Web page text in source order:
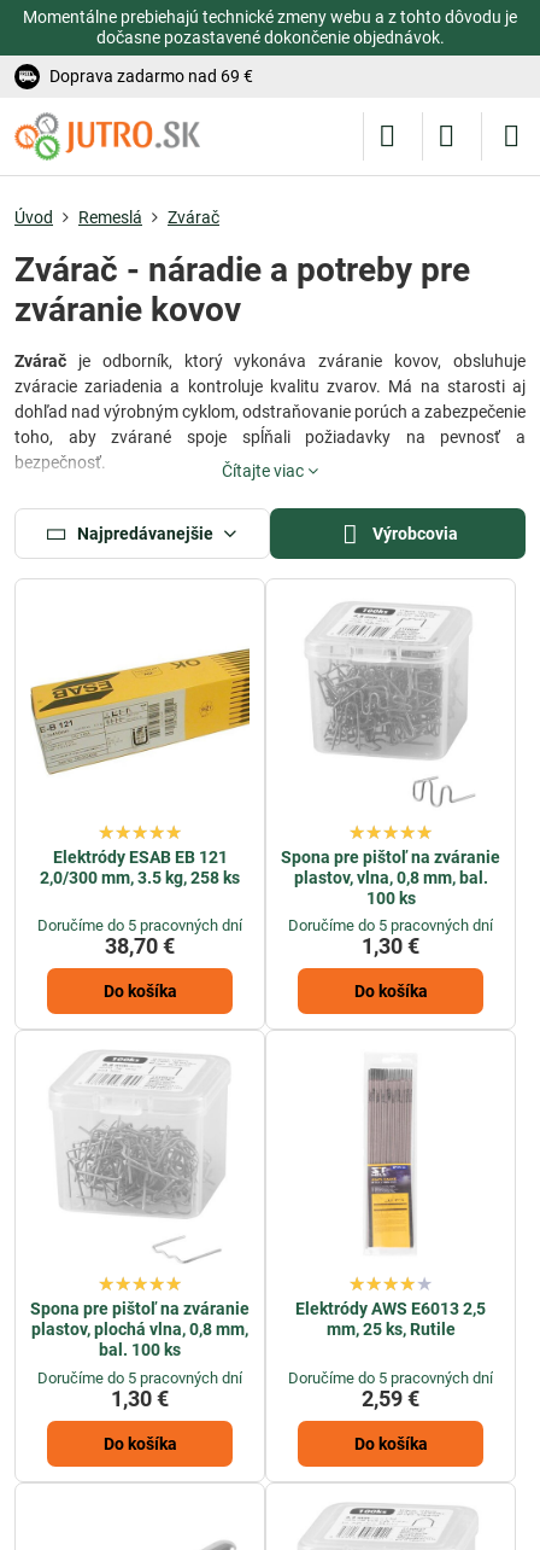
Momentálne prebiehajú technické zmeny webu a z tohto dôvodu je
dočasne pozastavené dokončenie objednávok.
Doprava zadarmo nad 69 €
Úvod Remeslá Zvárač
Zvárač - náradie a potreby pre
zváranie kovov
Zvárač je odborník, ktorý vykonáva zváranie kovov, obsluhuje
zváracie zariadenia a kontroluje kvalitu zvarov. Má na starosti aj
dohľad nad výrobným cyklom, odstraňovanie porúch a zabezpečenie
toho, aby zvárané spoje spĺňali požiadavky na pevnosť a
bezpečnosť.
Táto kategória je určená pre profesionálov aj domácich majstrov,
ktorí hľadajú spoľahlivézváracie náradie
, ochranné pomôcky a
príslušenstvo. V ponuke nájdete zváračky, zváracie invertory, kukly,
rukavice, elektródy, drôty a ďalšie vybavenie nevyhnutné pre presné a
Naše produkty spĺňajú prísne štandardy kvality a bezpečnosti, vďaka
čomu môžete pracovať efektívne a s istotou. Či už ide o drobné
opravy alebo rozsiahle výrobné projekty, nájdete u nás všetko
potrebné na dosiahnutie profesionálneho výsledku.
Prezrite si naše
dielňu kvalitným náradím a materiálmi pre dokonalé zvary.
Čítajte viac
Najpredávanejšie Výrobcovia
Elektródy ESAB EB 121
2,0/300 mm, 3.5 kg, 258 ks
Doručíme do 5 pracovných dní
38,70 €
Do košíka
Spona pre pištoľ na zváranie
plastov, vlna, 0,8 mm, bal.
100 ks
Doručíme do 5 pracovných dní
1,30 €
Do košíka
Spona pre pištoľ na zváranie
plastov, plochá vlna, 0,8 mm,
bal. 100 ks
Doručíme do 5 pracovných dní
1,30 €
Do košíka
Elektródy AWS E6013 2,5
mm, 25 ks, Rutile
Doručíme do 5 pracovných dní
2,59 €
Do košíka